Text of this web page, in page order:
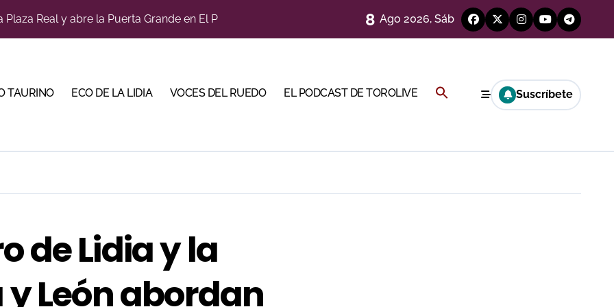
y Diego Tebas en una apertura de la Albahaca marcada por el buen juego de Los Maños
su temporada de figura y el palco niega el premio a Roca Rey
y sale reforzado junto a Manzanares y Morante
8 Ago 2026, Sáb
TAURINO ECO DE LA LIDIA VOCES DEL RUEDO EL PODCAST DE TOROLIVE Buscar: Suscríbete
de Lidia y la
León abordan